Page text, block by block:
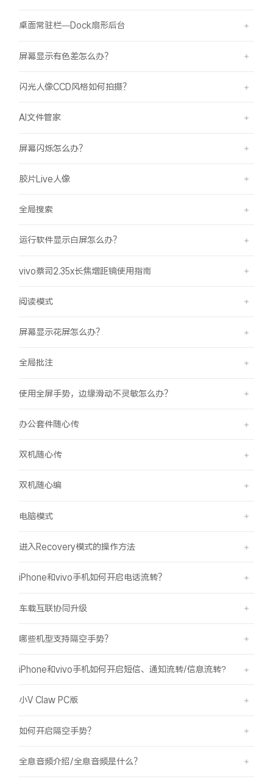
桌面常驻栏—Dock扇形后台
屏幕显示有色差怎么办？
闪光人像CCD风格如何拍摄？
AI文件管家
屏幕闪烁怎么办？
胶片Live人像
全局搜索
运行软件显示白屏怎么办？
vivo蔡司2.35x长焦增距镜使用指南
阅读模式
屏幕显示花屏怎么办？
全局批注
使用全屏手势，边缘滑动不灵敏怎么办？
办公套件随心传
双机随心传
双机随心编
电脑模式
进入Recovery模式的操作方法
iPhone和vivo手机如何开启电话流转？
车载互联协同升级
哪些机型支持隔空手势？
iPhone和vivo手机如何开启短信、通知流转/信息流转?
小V Claw PC版
如何开启隔空手势？
全息音频介绍/全息音频是什么？